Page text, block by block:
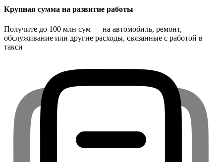
Крупная сумма на развитие работы
Получите до 100 млн сум — на автомобиль, ремонт,
обслуживание или другие расходы, связанные с работой в
такси